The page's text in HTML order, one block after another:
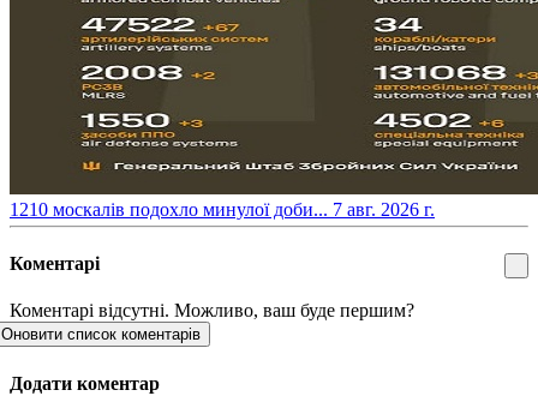
​1210 москалів подохло минулої доби... 7 авг. 2026 г.
Коментарі
Коментарі відсутні. Можливо, ваш буде першим?
Оновити список коментарів
Додати коментар